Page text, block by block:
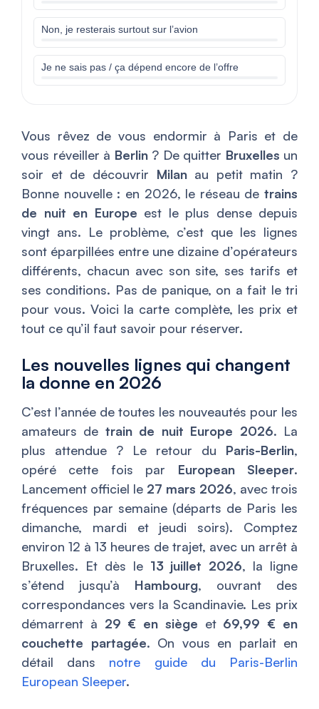
Non, je resterais surtout sur l’avion
Je ne sais pas / ça dépend encore de l’offre
Vous rêvez de vous endormir à Paris et de
vous réveiller à Berlin? De quitter Bruxelles un
soir et de découvrir Milanau petit matin ?
Bonne nouvelle : en 2026, le réseau de trains
de nuit en Europe est le plus dense depuis
vingt ans. Le problème, c’est que les lignes
sont éparpillées entre une dizaine d’opérateurs
différents, chacun avec son site, ses tarifs et
ses conditions. Pas de panique, on a fait le tri
pour vous. Voici la carte complète, les prix et
tout ce qu’il faut savoir pour réserver.
Les nouvelles lignes qui changent
la donne en 2026
C’est l’année de toutes les nouveautés pour les
amateurs de train de nuit Europe 2026. La
plus attendue ? Le retour du Paris-Berlin,
opéré cette fois par European Sleeper.
Lancement officiel le 27 mars 2026, avec trois
fréquences par semaine (départs de Paris les
dimanche, mardi et jeudi soirs). Comptez
environ 12 à 13 heures de trajet, avec un arrêt à
Bruxelles. Et dès le 13 juillet 2026, la ligne
s’étend jusqu’à Hambourg, ouvrant des
correspondances vers la Scandinavie. Les prix
démarrent à 29 € en siège et 69,99 € en
couchette partagée. On vous en parlait en
détail dans notre guide du Paris-Berlin
European Sleeper.